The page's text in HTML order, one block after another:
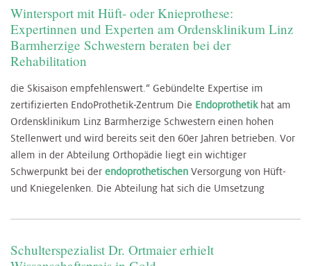
Wintersport mit Hüft- oder Knieprothese:
Expertinnen und Experten am Ordensklinikum Linz
Barmherzige Schwestern beraten bei der
Rehabilitation
die Skisaison empfehlenswert.“ Gebündelte Expertise im
zertifizierten EndoProthetik-Zentrum Die Endoprothetikhat am
Ordensklinikum Linz Barmherzige Schwestern einen hohen
Stellenwert und wird bereits seit den 60er Jahren betrieben. Vor
allem in der Abteilung Orthopädie liegt ein wichtiger
Schwerpunkt bei der endoprothetischen Versorgung von Hüft-
und Kniegelenken. Die Abteilung hat sich die Umsetzung
Schulterspezialist Dr. Ortmaier erhielt